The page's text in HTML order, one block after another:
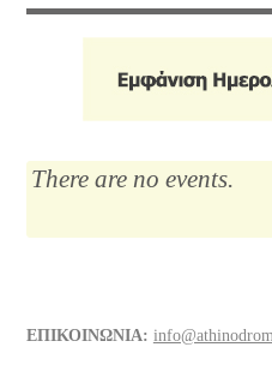
Μαρία Κάλλας, η αιώνια:
12/07/2026
05/07/2026
There are no events.
ΕΠΙΚΟΙΝΩΝΙΑ: